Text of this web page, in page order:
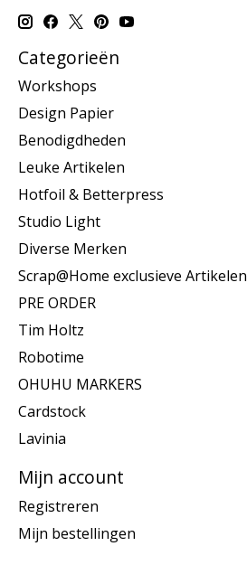
Categorieën
Workshops
Design Papier
Benodigdheden
Leuke Artikelen
Hotfoil & Betterpress
Studio Light
Diverse Merken
Scrap@Home exclusieve Artikelen
PRE ORDER
Tim Holtz
Robotime
OHUHU MARKERS
Cardstock
Lavinia
Mijn account
Registreren
Mijn bestellingen